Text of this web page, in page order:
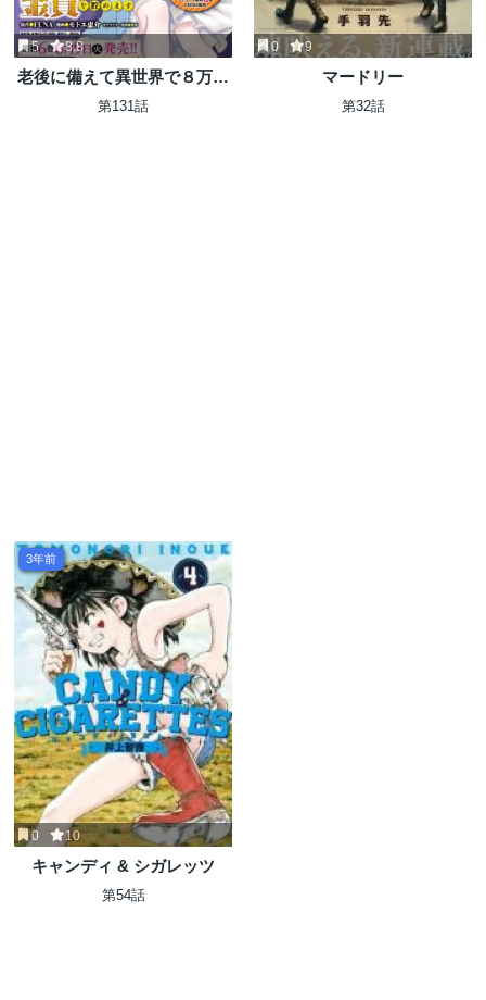
5 8.8
老後に備えて異世界で８万枚
の金貨を貯めます
第131話
0 9
マードリー
第32話
3年前
0 10
キャンディ & シガレッツ
第54話